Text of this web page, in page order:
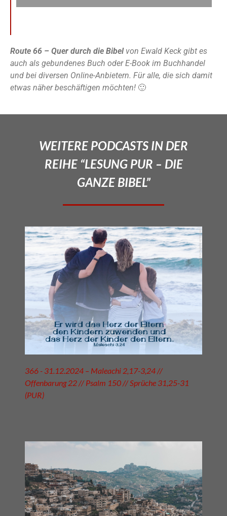
Route 66 – Quer durch die Bibel von Ewald Keck gibt es
auch als gebundenes Buch oder E-Book im Buchhandel
und bei diversen Online-Anbietern. Für alle, die sich damit
etwas näher beschäftigen möchten! 🙂
WEITERE PODCASTS IN DER
REIHE “LESUNG PUR – DIE
GANZE BIBEL”
366 - 31.12.2024 – Maleachi 2,17-3,24 //
Offenbarung 22 // Psalm 150 // Sprüche 31,25-31
(PUR)